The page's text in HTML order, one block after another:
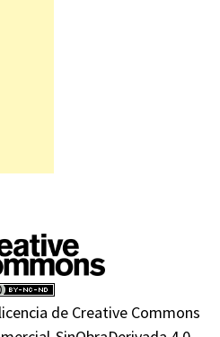
licencia de Creative Commons